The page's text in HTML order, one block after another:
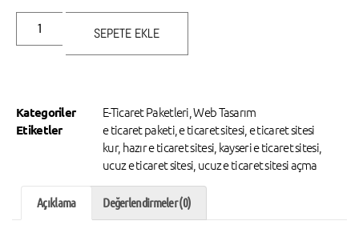
SEPETE EKLE
Kategoriler E-Ticaret Paketleri ,Web Tasarım
Etiketler e ticaret paketi,e ticaret sitesi e ticaret sitesi
kur, hazır e ticaret sitesi kayseri e ticaret sitesi,
ucuz e ticaret sitesi ucuz e ticaret sitesi açma
Açıklama Değerlendirmeler (0)